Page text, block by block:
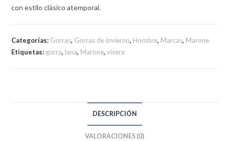
con estilo clásico atemporal.
Categorías: Gorras, Gorras de invierno, Hombre, Marcas, Marone
Etiquetas: gorra, lana, Marone,visera
DESCRIPCIÓN
VALORACIONES (0)